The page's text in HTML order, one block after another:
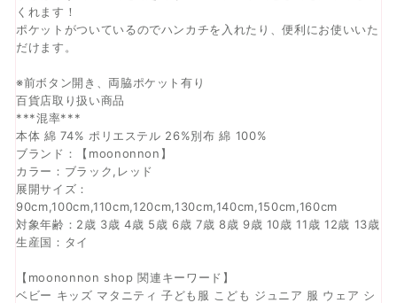
くれます！
ポケットがついているのでハンカチを入れたり、便利にお使いいた
だけます。
※前ボタン開き、両脇ポケット有り
百貨店取り扱い商品
***混率***
本体 綿 74% ポリエステル 26%別布 綿 100%
ブランド：【moononnon】
カラー：ブラック,レッド
展開サイズ：
90cm,100cm,110cm,120cm,130cm,140cm,150cm,160cm
対象年齢：2歳 3歳 4歳 5歳 6歳 7歳 8歳 9歳 10歳 11歳 12歳 13歳
生産国：タイ
【moononnon shop 関連キーワード】
ベビー キッズ マタニティ 子ども服 こども ジュニア 服 ウェア シ